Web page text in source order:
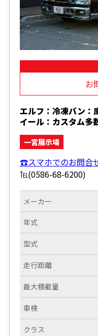
お
エルフ：冷凍バン：
イール：カスタム多
一宮展示場
☎スマホでのお問合
℡(0586-68-6200)
メーカー
年式
型式
走行距離
最大積載量
車検
クラス